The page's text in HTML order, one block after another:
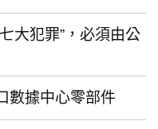
大犯罪”，必須由公
數據中心零部件